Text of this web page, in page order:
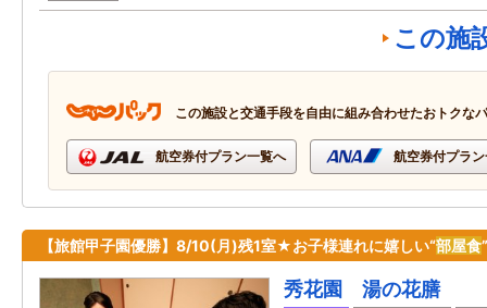
この施
この施設と交通手段を自由に組み合わせたおトクな
航空券付プラン一覧へ 航空券付プラ
【旅館甲子園優勝】8/10(月)残1室★お子様連れに嬉しい“部屋食”
秀花園 湯の花膳